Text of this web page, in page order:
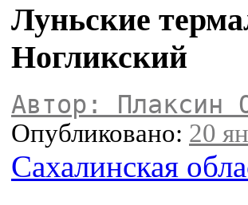
Луньские
Ногликский
Автор: Плаксин
Опубликовано: 20
Сахалинская